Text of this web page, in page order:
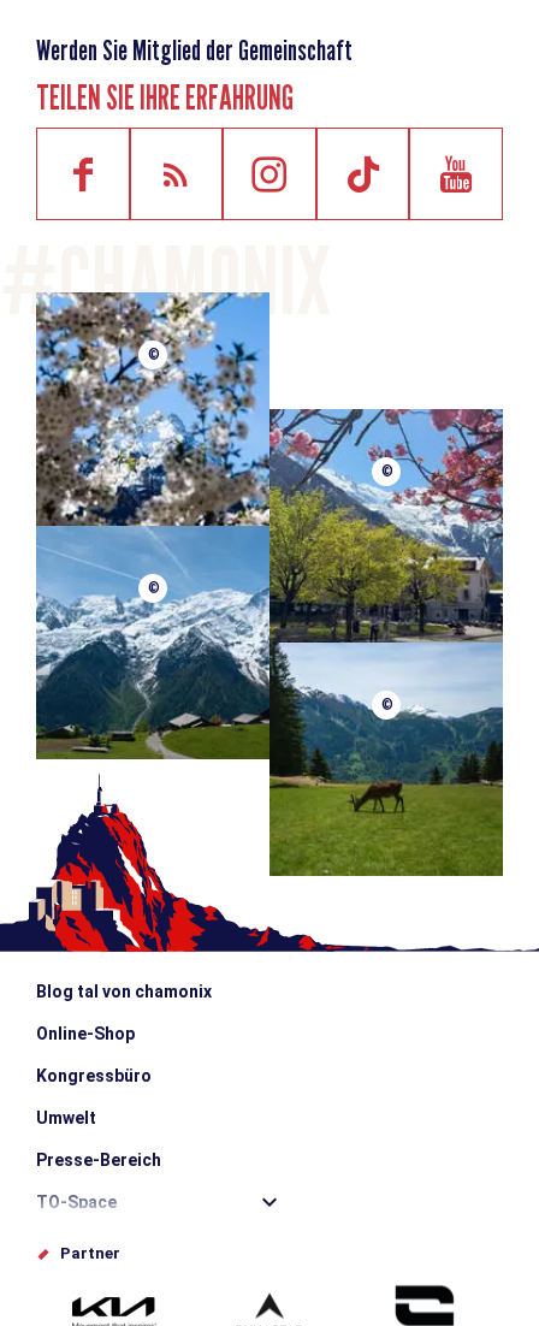
Werden Sie Mitglied der Gemeinschaft
TEILEN SIE IHRE ERFAHRUNG
©
©
©
©
Blog tal von chamonix
Online-Shop
Kongressbüro
Umwelt
Presse-Bereich
TO-Space
Offices de tourisme
Partner